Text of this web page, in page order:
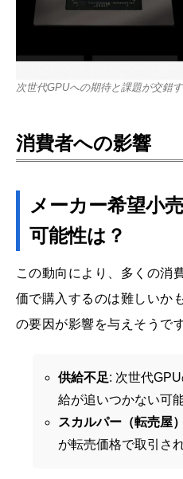
次世代GPUへの期待と課題が交錯
消費者への影響
メーカー希望小
可能性は？
この動向により、多くの消
価で購入するのは難しいか
の要因が影響を与えそうです
供給不足: 次世代
給が追いつかない可能
スカルパー（転売屋
が転売価格で取引さ